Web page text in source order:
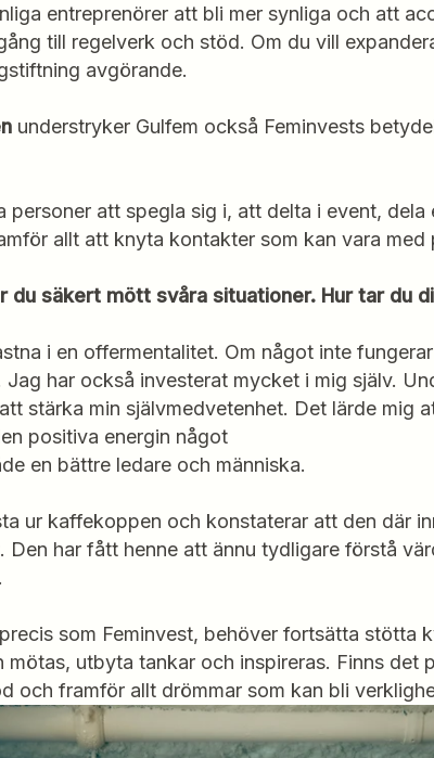
entreprenörer att bli mer synliga och att
till regelverk och stöd. Om du vill
avgörande.
understryker Gulfem också Feminvests
personer att spegla sig i, att delta i event, dela
allt att knyta kontakter som kan vara med
du säkert mött svåra situationer. Hur tar du
i en offermentalitet. Om något inte
har också investerat mycket i mig själv.
stärka min självmedvetenhet. Det lärde mig
positiva energin något
en bättre ledare och människa.
ur kaffekoppen och konstaterar att den där
Den har fått henne att ännu tydligare förstå
som Feminvest, behöver fortsätta stötta
mötas, utbyta tankar och inspireras. Finns det
och framför allt drömmar som kan bli